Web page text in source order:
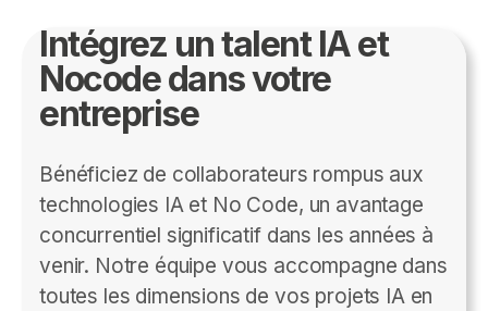
Intégrez un talent IA et
Nocode dans votre
entreprise
Bénéficiez de collaborateurs rompus aux
technologies IA et No Code, un avantage
concurrentiel significatif dans les années à
venir. Notre équipe vous accompagne dans
toutes les dimensions de vos projets IA en